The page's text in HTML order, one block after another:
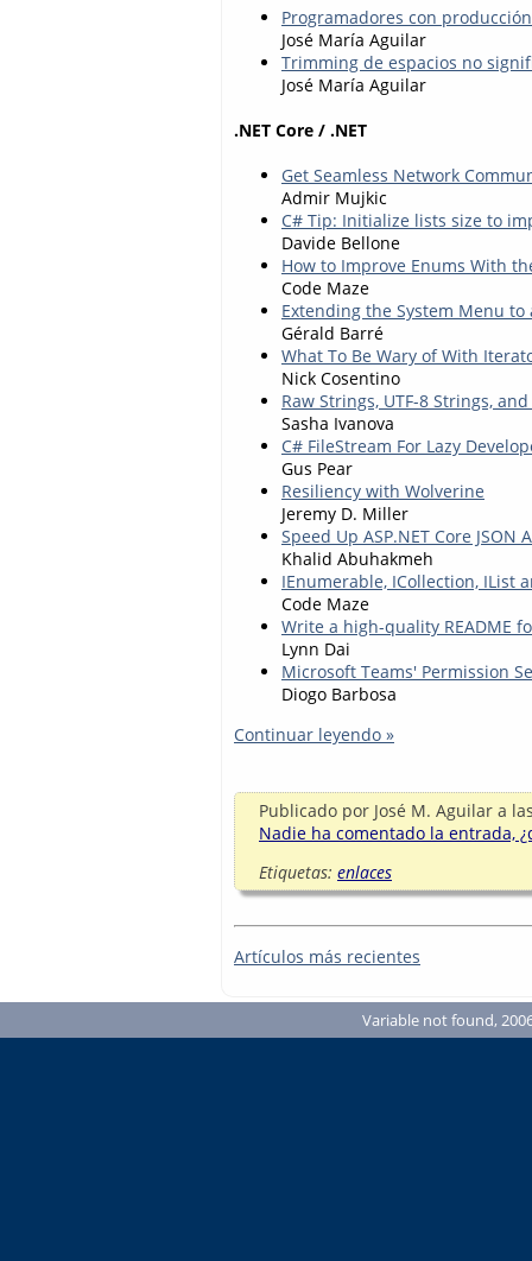
Programadores con
José María Aguilar
Trimming de espacios no
José María Aguilar
.NET Core / .NET
Get Seamless Network
Admir Mujkic
C# Tip: Initialize lists size to
Davide Bellone
How to Improve Enums With
Code Maze
Extending the System Menu
Gérald Barré
What To Be Wary of With
Nick Cosentino
Raw Strings, UTF-8 Strings,
Sasha Ivanova
C# FileStream For Lazy
Gus Pear
Resiliency with Wolverine
Jeremy D. Miller
Speed Up ASP.NET Core
Khalid Abuhakmeh
IEnumerable, ICollection, IList
Code Maze
Write a high-quality README
Lynn Dai
Microsoft Teams' Permission
Diogo Barbosa
Continuar leyendo »
Publicado por José M. Aguilar a
Nadie ha comentado la entrada,
Etiquetas: enlaces
Artículos más recientes
Variable not found,